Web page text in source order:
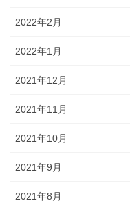
2022年2月
2022年1月
2021年12月
2021年11月
2021年10月
2021年9月
2021年8月